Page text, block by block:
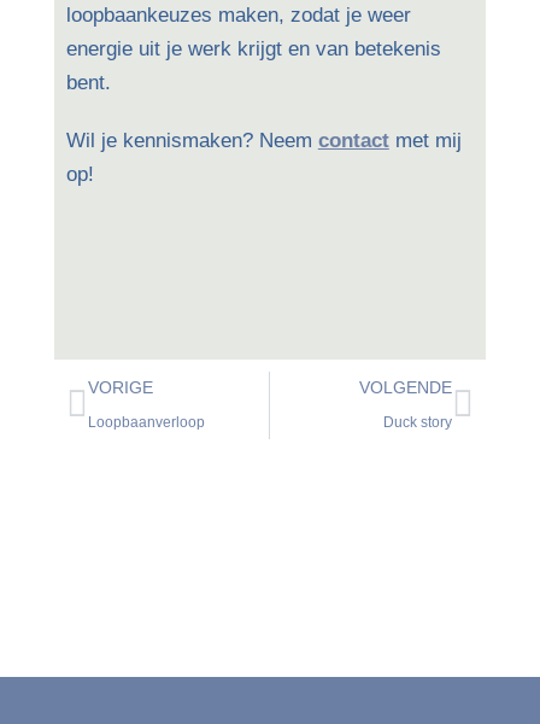
loopbaankeuzes maken, zodat je weer
energie uit je werk krijgt en van betekenis
bent.
Wil je kennismaken? Neem contact met mij
op!
VORIGE
Loopbaanverloop
VOLGENDE
Duck story